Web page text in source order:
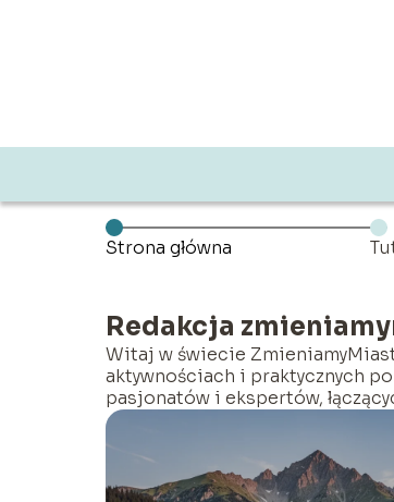
Strona główna
Redakcja
Witaj w świecie
aktywnościach i praktycznych
pasjonatów i ekspertów,